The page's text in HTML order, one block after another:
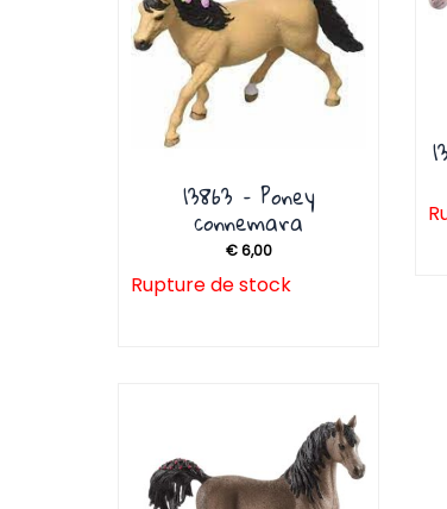
13863 – Poney
connemara
€6,00
Rupture de stock